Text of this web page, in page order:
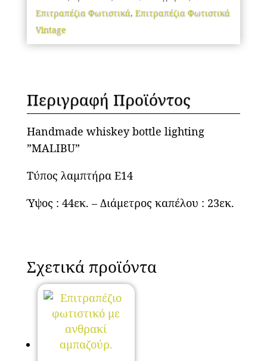
Επιτραπέζια Φωτιστικά, Επιτραπέζια Φωτιστικά
Vintage
Περιγραφή Προϊόντος
Handmade whiskey bottle lighting
”MALIBU”
Τύπος λαμπτήρα Ε14
Ύψος : 44εκ. – Διάμετρος καπέλου : 23εκ.
Σχετικά προϊόντα